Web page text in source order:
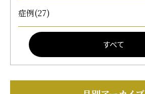
症例(27)
すべて